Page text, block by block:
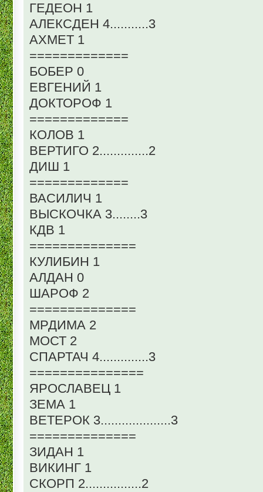
ГЕДЕОН 1
АЛЕКСДЕН 4...........3
АХМЕТ 1
=============
БОБЕР 0
ЕВГЕНИЙ 1
ДОКТОРОФ 1
=============
КОЛОВ 1
ВЕРТИГО 2..............2
ДИШ 1
=============
ВАСИЛИЧ 1
ВЫСКОЧКА 3........3
КДВ 1
==============
КУЛИБИН 1
АЛДАН 0
ШАРОФ 2
==============
МРДИМА 2
МОСТ 2
СПАРТАЧ 4..............3
===============
ЯРОСЛАВЕЦ 1
ЗЕМА 1
ВЕТЕРОК 3....................3
==============
ЗИДАН 1
ВИКИНГ 1
СКОРП 2................2